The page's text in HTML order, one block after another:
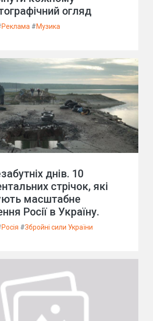
огляд
Реклама #Музика
днів. 10
стрічок, які
масштабне
Росії в Україну.
Росія #Збройні сили України